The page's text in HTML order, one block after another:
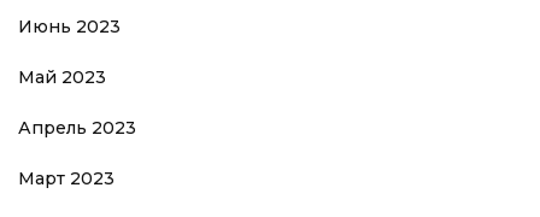
Июнь 2023
Май 2023
Апрель 2023
Март 2023